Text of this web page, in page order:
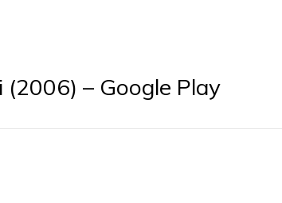
– Google Play